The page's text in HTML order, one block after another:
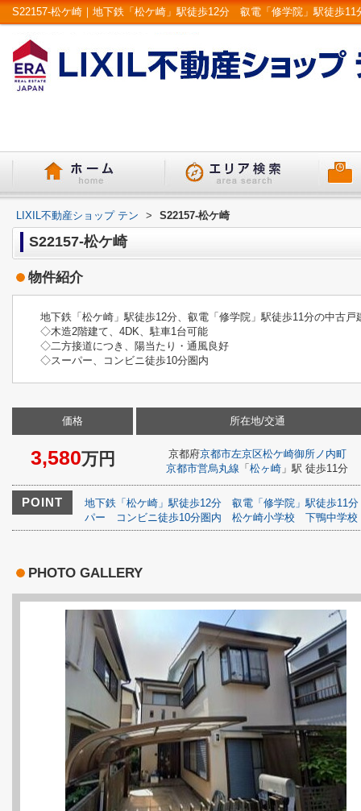
LIXIL不動産ショップ テン > S22157-松ケ崎
S22157-松ケ崎
物件紹介
地下鉄「松ケ崎」駅徒歩12分、叡電「修学院」駅徒歩11分の中古戸
◇木造2階建て、4DK、駐車1台可能
◇二方接道につき、陽当たり・通風良好
◇スーパー、コンビニ徒歩10分圏内
価格
3,580万円
所在地/交通
京都府京都市左京区松ケ崎御所ノ内町
京都市営烏丸線 「 松ヶ崎 」駅 徒歩11分
POINT 地下鉄「松ケ崎」駅徒歩12分
叡電「修学院」駅徒歩11分
パー
コンビニ徒歩10分圏内 松ケ崎小学校 下鴨中学校
PHOTO GALLERY